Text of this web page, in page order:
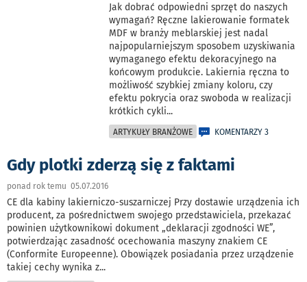
Jak dobrać odpowiedni sprzęt do naszych
wymagań? Ręczne lakierowanie formatek
MDF w branży meblarskiej jest nadal
najpopularniejszym sposobem uzyskiwania
wymaganego efektu dekoracyjnego na
końcowym produkcie. Lakiernia ręczna to
możliwość szybkiej zmiany koloru, czy
efektu pokrycia oraz swoboda w realizacji
krótkich cykli...
ARTYKUŁY BRANŻOWE KOMENTARZY 3
Gdy plotki zderzą się z faktami
ponad rok temu 05.07.2016
CE dla kabiny lakierniczo-suszarniczej Przy dostawie urządzenia ich
producent, za pośrednictwem swojego przedstawiciela, przekazać
powinien użytkownikowi dokument „deklaracji zgodności WE”,
potwierdzając zasadność ocechowania maszyny znakiem CE
(Conformite Europeenne). Obowiązek posiadania przez urządzenie
takiej cechy wynika z...